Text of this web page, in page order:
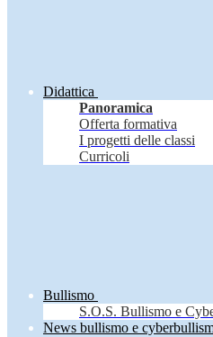
Didattica
Panoramica
Offerta formativa
I progetti delle classi
Curricoli
Bullismo
S.O.S. Bullismo e
News bullismo e